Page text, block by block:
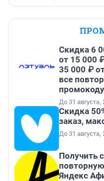
Скидка 6
от 15 000
35 000 ₽
все
До 31 августа,
Скидка
заказ,
До 31 августа,
Получить
Яндекс